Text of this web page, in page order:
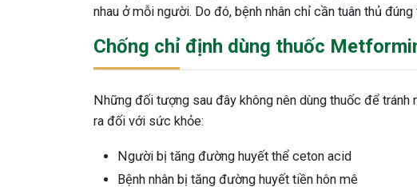
nhau ở mỗi người. Do đó, bệnh nhân chỉ cần tuân thủ
Chống chỉ định dùng thuốc
Những đối tượng sau đây không nên dùng thuốc để
ra đối với sức khỏe:
Người bị tăng đường huyết thể ceton acid
Bệnh nhân bị tăng đường huyết tiền hôn mê